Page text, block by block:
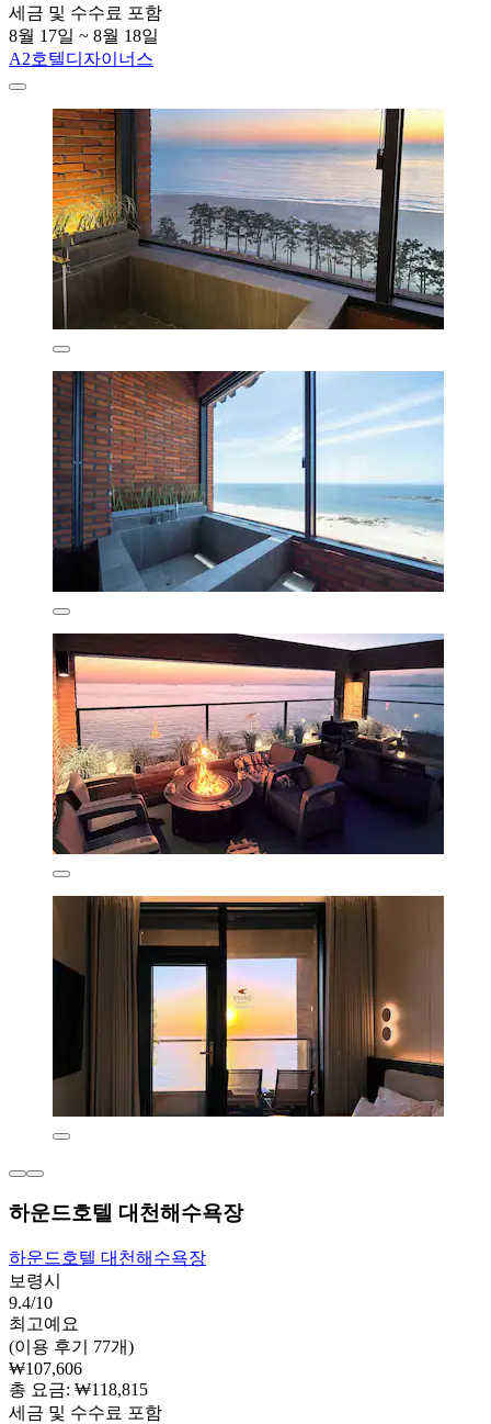
세금 및 수수료 포함
8월 17일 ~ 8월 18일
A2호텔디자이너스
하운드호텔 대천해수욕장
하운드호텔 대천해수욕장
보령시
9.4/10
최고예요
(이용 후기 77개)
₩107,606
총 요금: ₩118,815
세금 및 수수료 포함